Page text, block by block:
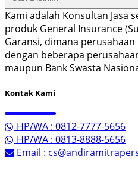
Kami adalah Konsultan Jasa
produk General Insurance
Garansi, dimana
dengan beberapa
maupun Bank Swasta
Kontak Kami
HP/WA : 0812-7777-5656
HP/WA : 0813-8888-5656
Email :